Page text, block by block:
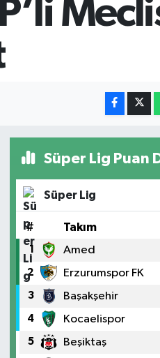
Süper Lig Puan
Süper Lig
# Takım
1 Amed
2 Erzurumspor FK
3 Başakşehir
4 Kocaelispor
5 Beşiktaş